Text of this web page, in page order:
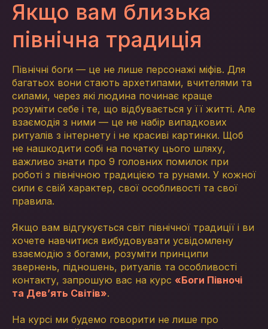
Якщо вам близька
північна традиція
Північні боги — це не лише персонажі міфів. Для
багатьох вони стають архетипами, вчителями та
силами, через які людина починає краще
розуміти себе і те, що відбувається у її житті. Але
взаємодія з ними — це не набір випадкових
ритуалів з інтернету і не красиві картинки. Щоб
не нашкодити собі на початку цього шляху,
важливо знати про 9 головних помилок при
роботі з північною традицією та рунами. У кожної
сили є свій характер, свої особливості та свої
правила.
Якщо вам відгукується світ північної традиції і ви
хочете навчитися вибудовувати усвідомлену
взаємодію з богами, розуміти принципи
звернень, підношень, ритуалів та особливості
контакту, запрошую вас на курс «Боги Півночі
та Дев’ять Світів».
На курсі ми будемо говорити не лише про